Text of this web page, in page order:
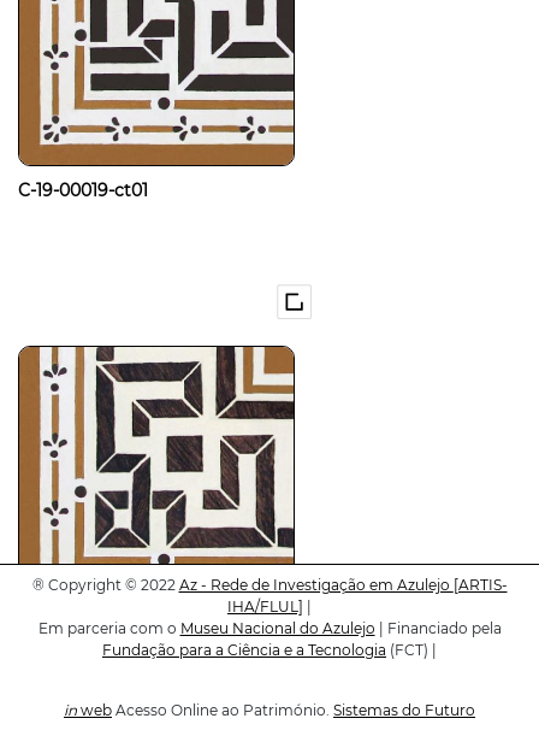
C-19-00019-ct01
C-19-00019-ct02
® Copyright © 2022 Az - Rede de Investigação em Azulejo [ARTIS-
IHA/FLUL]
Em parceria com o Museu Nacional do Azulejo | Financiado pela
Fundação para a Ciência e a Tecnologia (FCT) |
in web Acesso Online ao Património. Sistemas do Futuro